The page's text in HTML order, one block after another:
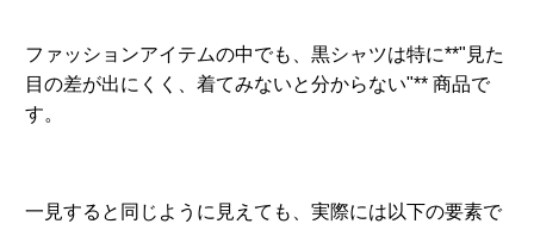
ファッションアイテムの中でも、黒シャツは特に**"見た
目の差が出にくく、着てみないと分からない"** 商品で
す。
一見すると同じように見えても、実際には以下の要素で